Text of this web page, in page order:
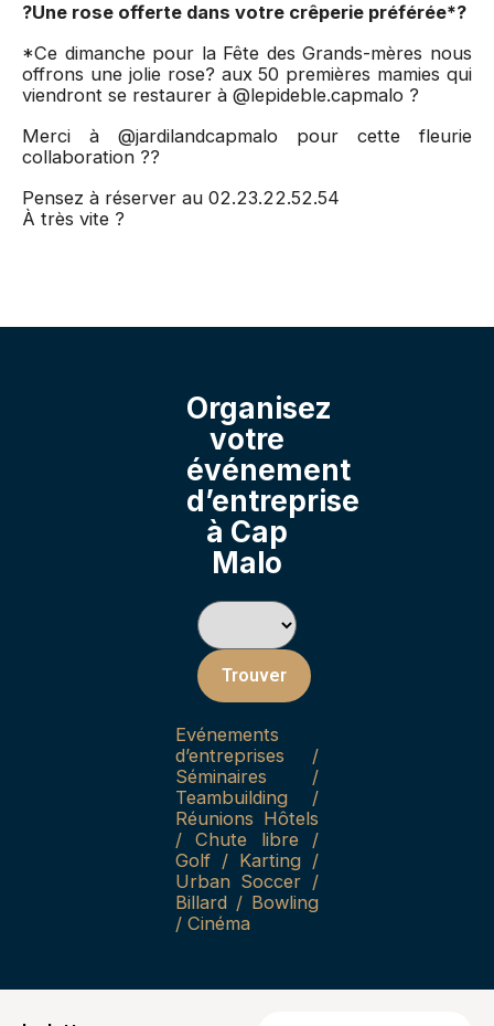
?Une rose offerte dans votre crêperie préférée*?
*Ce dimanche pour la Fête des Grands-mères nous
offrons une jolie rose? aux 50 premières mamies qui
viendront se restaurer à @lepideble.capmalo ?
Merci à @jardilandcapmalo pour cette fleurie
collaboration ??
Pensez à réserver au 02.23.22.52.54
À très vite ?
Organisez
votre
événement
d’entreprise
à Cap
Malo
Trouver
Evénements
d’entreprises /
Séminaires /
Teambuilding /
Réunions Hôtels
/ Chute libre /
Golf / Karting /
Urban Soccer /
Billard / Bowling
/ Cinéma